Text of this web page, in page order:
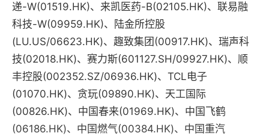
递-W(01519.HK)、来凯医药-B(02105.HK)、联易融
科技-W(09959.HK)、陆金所控股
(LU.US/06623.HK)、趣致集团(00917.HK)、瑞声科
技(02018.HK)、赛力斯(601127.SH/09927.HK)、顺
丰控股(002352.SZ/06936.HK)、TCL电子
(01070.HK)、贪玩(09890.HK)、天工国际
(00826.HK)、中国春来(01969.HK)、中国飞鹤
(06186.HK)、中国燃气(00384.HK)、中国重汽